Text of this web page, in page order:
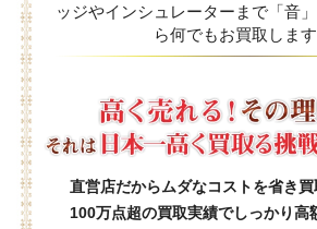
ッジやインシュレーターまで「音
ら何でもお買取します
直営店だからムダなコストを省き買
100万点超の買取実績でしっかり高